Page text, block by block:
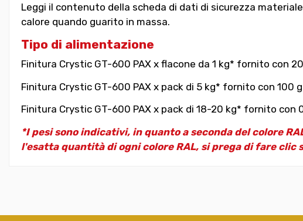
Leggi il contenuto della scheda di dati di sicurezza
calore quando guarito in massa.
Tipo di alimentazione
Finitura Crystic GT-600 PAX x flacone da 1 kg* fornito con
Finitura Crystic GT-600 PAX x pack di 5 kg* fornito con 100
Finitura Crystic GT-600 PAX x pack di 18-20 kg* fornito con
*I pesi sono indicativi, in quanto a seconda del colore
l'esatta quantità di ogni colore RAL, si prega di fare clic